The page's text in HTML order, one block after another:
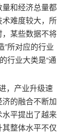
和经济总量都
难度较大，所
某些数据不将
”所对应的行业
行业大类是“通
，产业升级速
的融合不断加
平提出了越来
整体水平不仅